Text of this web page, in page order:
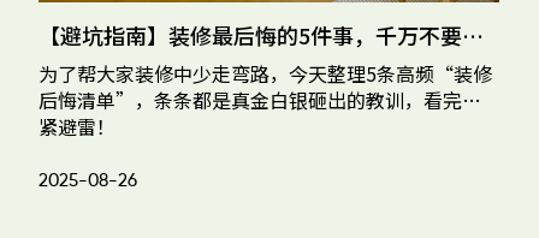
【避坑指南】装修最后悔的5件事，千万不要再踩坑了!
为了帮大家装修中少走弯路，今天整理5条高频“装修
后悔清单”，条条都是真金白银砸出的教训，看完赶
紧避雷！
2025-08-26